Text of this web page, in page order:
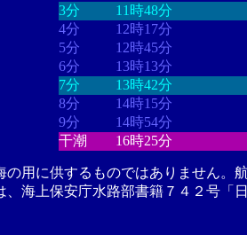
3分
11時48分
4分
12時17分
5分
12時45分
6分
13時13分
7分
13時42分
8分
14時15分
9分
14時54分
干潮
16時25分
の用に供するものではありません。
、海上保安庁水路部書籍７４２号「